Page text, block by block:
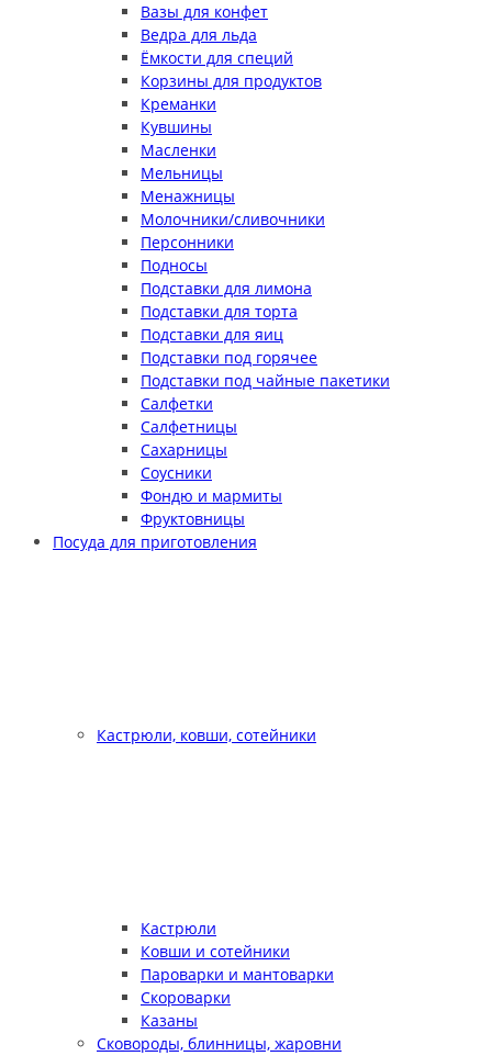
Вазы для конфет
Ведра для льда
Ёмкости для специй
Корзины для продуктов
Креманки
Кувшины
Масленки
Мельницы
Менажницы
Молочники/сливочники
Персонники
Подносы
Подставки для лимона
Подставки для торта
Подставки для яиц
Подставки под горячее
Подставки под чайные пакетики
Салфетки
Салфетницы
Сахарницы
Соусники
Фондю и мармиты
Фруктовницы
Посуда для приготовления
Кастрюли, ковши, сотейники
Кастрюли
Ковши и сотейники
Пароварки и мантоварки
Скороварки
Казаны
Сковороды, блинницы, жаровни